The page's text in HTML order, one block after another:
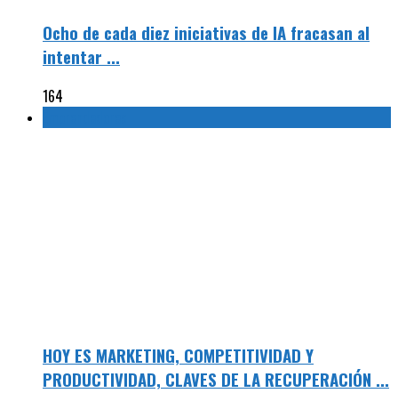
Ocho de cada diez iniciativas de IA fracasan al
intentar ...
164
HOY ES MARKETING, COMPETITIVIDAD Y
PRODUCTIVIDAD, CLAVES DE LA RECUPERACIÓN ...